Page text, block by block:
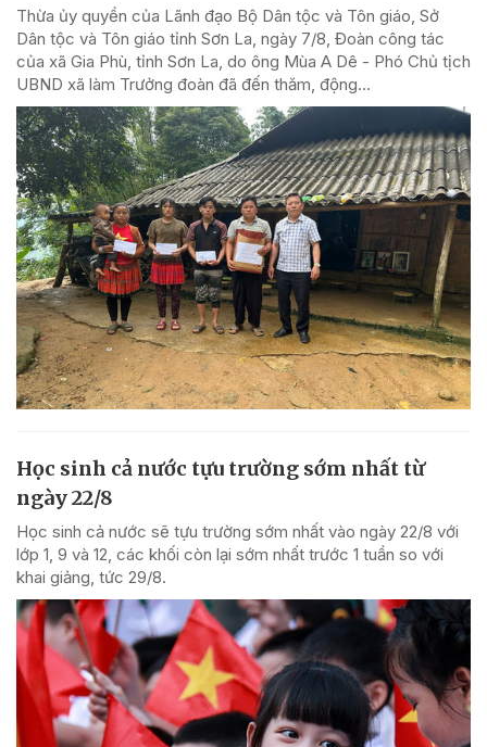
Thừa ủy quyền của Lãnh đạo Bộ Dân tộc và Tôn giáo, Sở
Dân tộc và Tôn giáo tỉnh Sơn La, ngày 7/8, Đoàn công tác
của xã Gia Phù, tỉnh Sơn La, do ông Mùa A Dê - Phó Chủ tịch
UBND xã làm Trưởng đoàn đã đến thăm, động...
Học sinh cả nước tựu trường sớm nhất từ
ngày 22/8
Học sinh cả nước sẽ tựu trường sớm nhất vào ngày 22/8 với
lớp 1, 9 và 12, các khối còn lại sớm nhất trước 1 tuần so với
khai giảng, tức 29/8.